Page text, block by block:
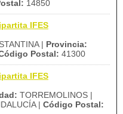
14850
IFES
| Provincia:
Postal: 41300
IFES
TORREMOLINOS |
| Código Postal: